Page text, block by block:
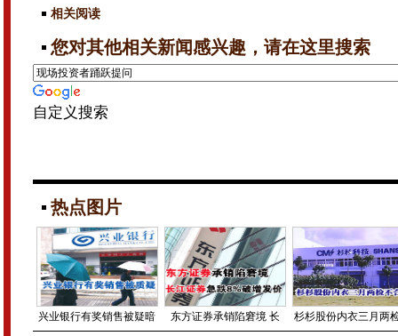
相关阅读
您对其他相关新闻感兴趣，请在这里搜索
自定义搜索
热点图片
兴业银行有奖销售被疑暗 东方证券承销陷窘境 长 杉杉股份内衣三月两